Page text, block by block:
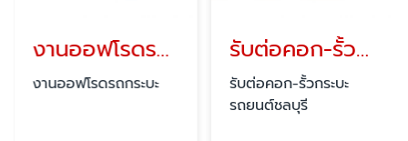
งานออฟโรดรถกระบะ ชลบุรี
งานออฟโรดรถกระบะ
รับต่อคอก-รั้วกระบะ รถยนต์
รับต่อคอก-รั้วกระบะ
รถยนต์ชลบุรี